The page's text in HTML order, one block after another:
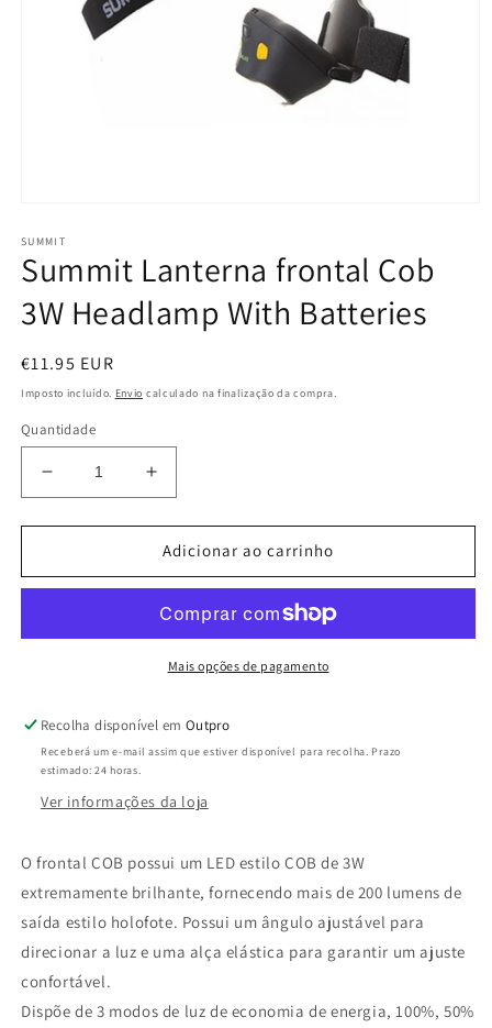
multimédia
1
em
SUMMIT
Summit Lanterna frontal Cob
3W Headlamp With Batteries
Preço
normal
€11.95 EUR
Imposto incluído. Envio calculado na finalização da compra.
Quantidade
Diminuir
a
quantidade
Summit
Cob
Batteries
Aumentar
a
quantidade
de
Summit
frontal
Cob
3W
Batteries
Adicionar ao carrinho
Mais opções de pagamento
Recolha disponível em Outpro
Receberá um e-mail assim que estiver disponível para recolha. Prazo
estimado: 24 horas.
Ver informações da loja
O frontal COB possui um LED estilo COB de 3W
extremamente brilhante, fornecendo mais de 200 lumens de
saída estilo holofote. Possui um ângulo ajustável para
direcionar a luz e uma alça elástica para garantir um ajuste
confortável.
Dispõe de 3 modos de luz de economia de energia, 100%, 50%